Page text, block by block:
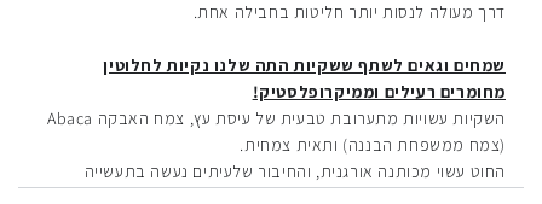
דרך מעולה לנסות יותר חליטות בחבילה אחת.
שמחים וגאים לשתף ששקיות התה שלנו נקיות לחלוטין
מחומרים רעילים וממיקרופלסטיק!
השקיות עשויות מתערובת טבעית של עיסת עץ, צמח האבקה Abaca
(צמח ממשפחת הבננה) ותאית צמחית.
החוט עשוי מכותנה אורגנית, והחיבור שלעיתים נעשה בתעשייה